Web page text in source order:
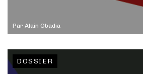
Par Alain Obadia
DOSSIER